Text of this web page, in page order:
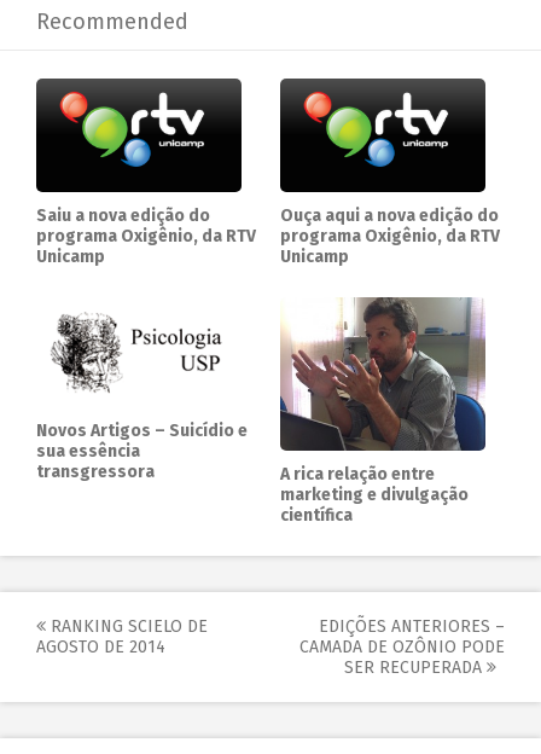
Recommended
Saiu a nova edição do
programa Oxigênio, da RTV
Unicamp
Ouça aqui a nova edição do
programa Oxigênio, da RTV
Unicamp
Novos Artigos – Suicídio e
sua essência
transgressora
A rica relação entre
marketing e divulgação
científica
RANKING SCIELO DE
AGOSTO DE 2014
EDIÇÕES ANTERIORES –
CAMADA DE OZÔNIO PODE
SER RECUPERADA